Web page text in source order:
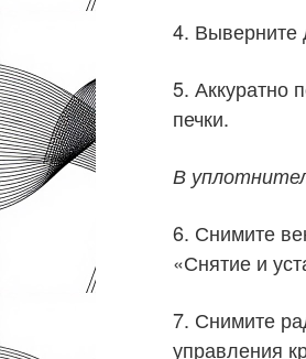
4. Выверните
5. Аккуратно
печки.
В
6. Снимите
«Снятие и
7. Снимите
управления